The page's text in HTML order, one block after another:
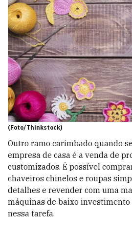
(Foto/Thinkstock)
Outro ramo carimbado quando
empresa de casa é a venda de
customizados. É possível
chaveiros chinelos e roupas
detalhes e revender com uma
máquinas de baixo
nessa tarefa.